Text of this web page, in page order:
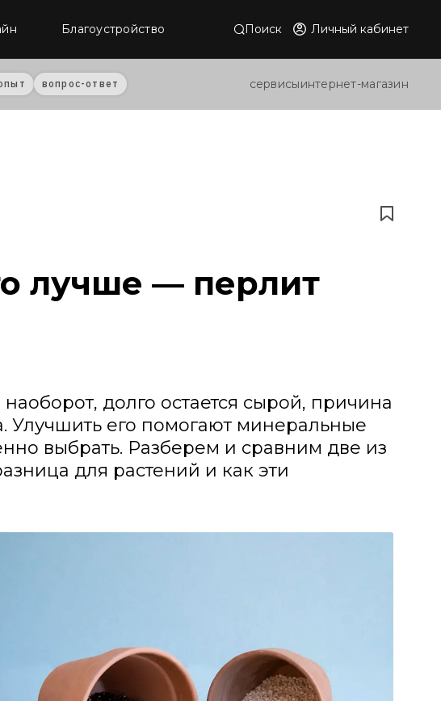
Благоустройство Поиск Личный кабинет
вопрос-ответ сервисыинтернет-магазин
лучше — перлит
долго остается сырой, причина
Улучшить его помогают минеральные
выбрать. Разберем и сравним две из
для растений и как эти